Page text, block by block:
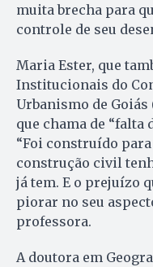
muita brecha para
controle de seu
Maria Ester, que
Institucionais do
Urbanismo de Goiás
que chama de “falta
“Foi construído
construção civil
já tem. E o prejuízo
piorar no seu
professora.
A doutora em